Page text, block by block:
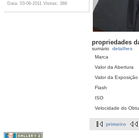
Data: 03-06-2011 Visitas: 388
propriedades
sumário detalhes
Marca
Valor da Abertura
Valor da
Flash
ISO
Velocidade do
primeiro